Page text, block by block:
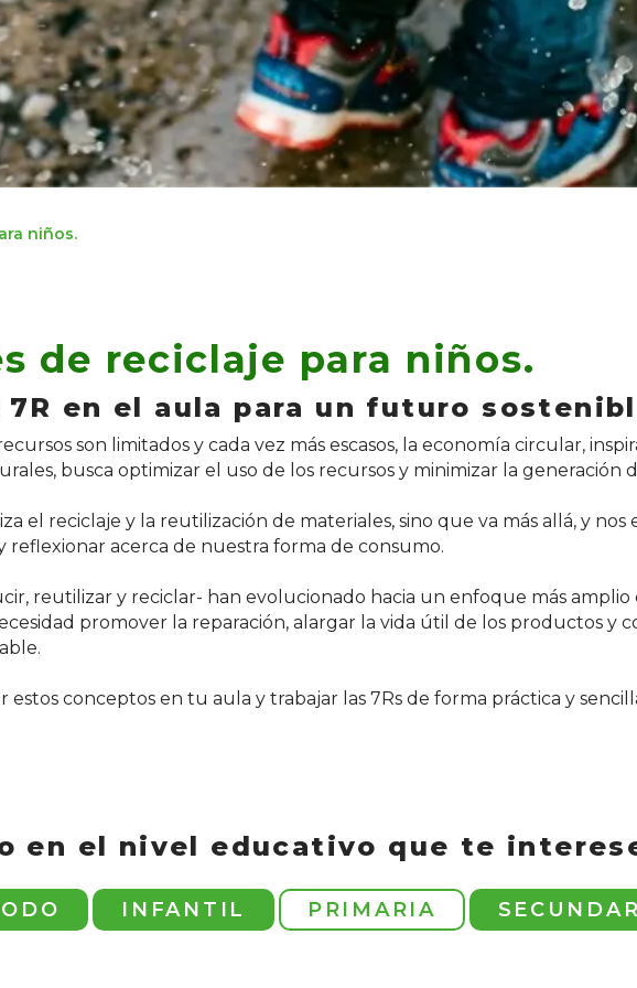
niños.
de reciclaje para niños.
en el aula para un futuro
son limitados y cada vez más escasos, la economía circular,
busca optimizar el uso de los recursos y minimizar la generación
el reciclaje y la reutilización de materiales, sino que va más allá, y
reflexionar acerca de nuestra forma de consumo.
reutilizar y reciclar- han evolucionado hacia un enfoque más
promover la reparación, alargar la vida útil de los productos y
conceptos en tu aula y trabajar las 7Rs de forma práctica y
en el nivel educativo que te
INFANTIL PRIMARIA